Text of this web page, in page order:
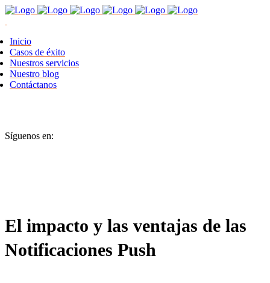
Inicio
Casos de éxito
Nuestros servicios
Nuestro blog
Contáctanos
Síguenos en:
El impacto y las ventajas de las
Notificaciones Push